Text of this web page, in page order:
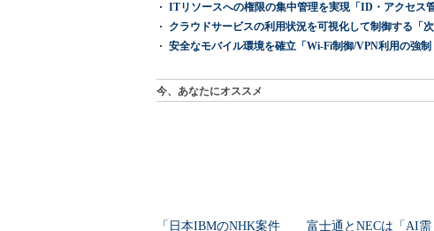
ITリソースへの権限の集中管理を実現「ID・アクセス
クラウドサービスの利用状況を可視化して制御する「次
安全なモバイル環境を確立「Wi-Fi制御/VPN利用の強制
今、あなたにオススメ
「日本IBMのNHK案件
富士通とNECは「AI需